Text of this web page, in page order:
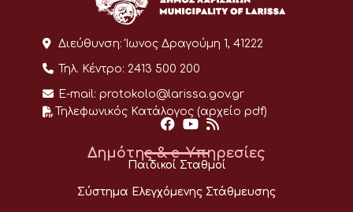
Διεύθυνση: Ίωνος Δραγούμη 1, 41222
Τηλ. Κέντρο: 2413 500 200
E-mail: protokolo@larissa.gov.gr
Τηλεφωνικός Κατάλογος (αρχείο pdf)
Δημότης & e-Υπηρεσίες
Παιδικοί Σταθμοί
Σύστημα Ελεγχόμενης Στάθμευσης